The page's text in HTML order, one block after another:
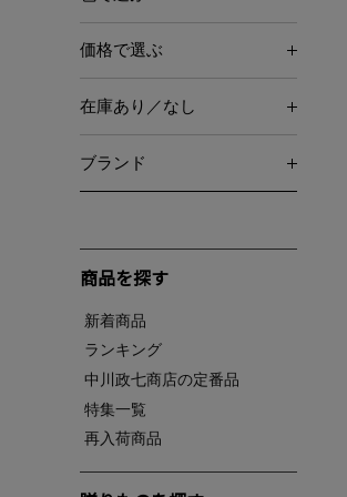
価格で選ぶ
在庫あり／なし
ブランド
商品を探す
新着商品
ランキング
中川政七商店の定番品
特集一覧
再入荷商品